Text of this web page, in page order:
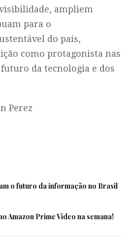
ampliem
para o
do país,
como protagonista nas
da tecnologia e dos
Perez
o futuro da informação no Brasil
Amazon Prime Video na semana!